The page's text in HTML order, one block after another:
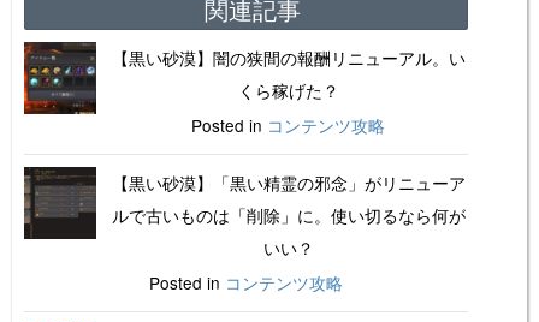
関連記事
【黒い砂漠】闇の狭間の報酬リニューアル。い
くら稼げた？
Posted in コンテンツ攻略
【黒い砂漠】「黒い精霊の邪念」がリニューア
ルで古いものは「削除」に。使い切るなら何が
いい？
Posted in コンテンツ攻略